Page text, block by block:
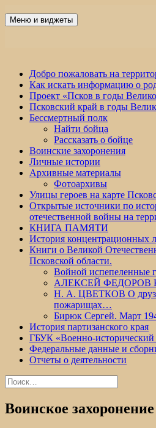
Победа 60
Меню и виджеты
Добро пожаловать на
Как искать информацию о
Проект «Псков в годы
Псковский край в годы
Бессмертный полк
Найти бойца
Рассказать о бойце
Воинские захоронения
Личные истории
Архивные материалы
Фотоархивы
Улицы героев на карте
Открытые источники по
отечественной войны на
КНИГА ПАМЯТИ
История концентрационных
Книги о Великой
Псковской области.
Войной испепеленные
АЛЕКСЕЙ ФЕДОРОВ
Н. А. ЦВЕТКОВ О
пожарищах…
Бирюк Сергей. Март
История партизанского края
ГБУК «Военно-исторический
Федеральные данные и
Отчеты о деятельности
Найти:
Воинское захоронение